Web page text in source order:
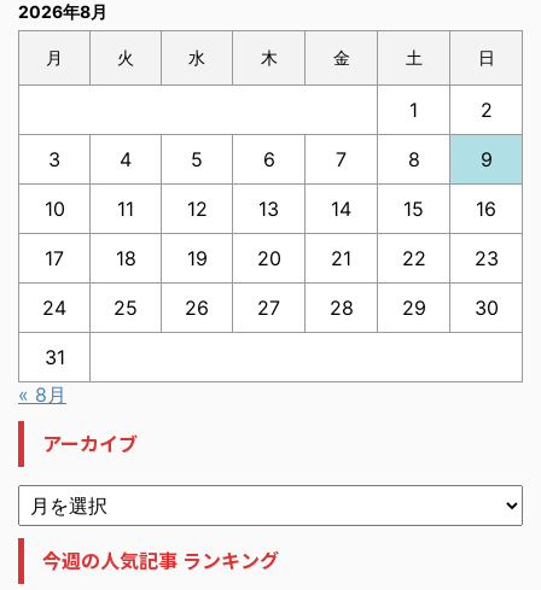
2026年8月
月 火 水 木 金 土 日
1 2
3 4 5 6 7 8 9
10 11 12 13 14 15 16
17 18 19 20 21 22 23
24 25 26 27 28 29 30
31
« 8月
アーカイブ
今週の人気記事 ランキング